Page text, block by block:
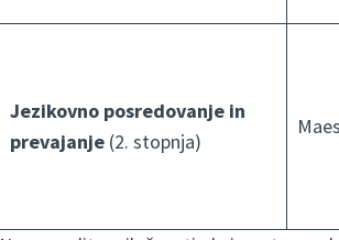
Jezikovno posredovanje in
prevajanje(2. stopnja)